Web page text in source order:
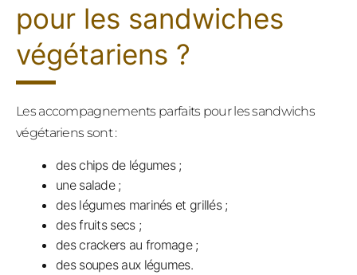
pour les sandwiches
végétariens ?
Les accompagnements parfaits pour les sandwichs
végétariens sont :
des chips de légumes ;
une salade ;
des légumes marinés et grillés ;
des fruits secs ;
des crackers au fromage ;
des soupes aux légumes.